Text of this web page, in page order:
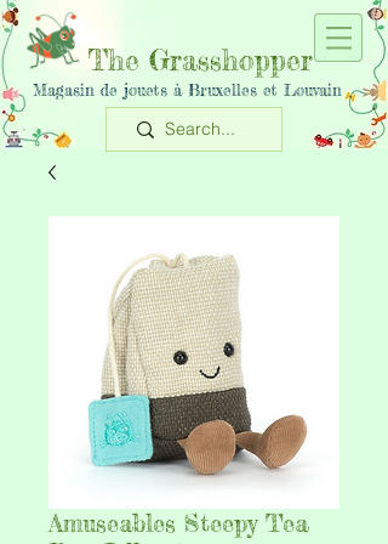
The Grasshopper
Magasin de jouets à Bruxelles et Louvain
Amuseables Steepy Tea